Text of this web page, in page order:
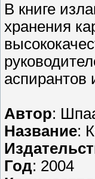
В книге
хранения
аспирантов
Автор:
Название:
Год: 2004